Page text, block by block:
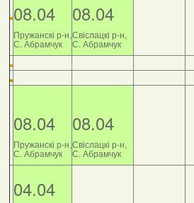
08.04
Пружанскі р-н,
С. Абрамчук
08.04
Свіслацкі р-н,
С. Абрамчук
08.04
Пружанскі р-н,
С. Абрамчук
08.04
Свіслацкі р-н,
С. Абрамчук
04.04